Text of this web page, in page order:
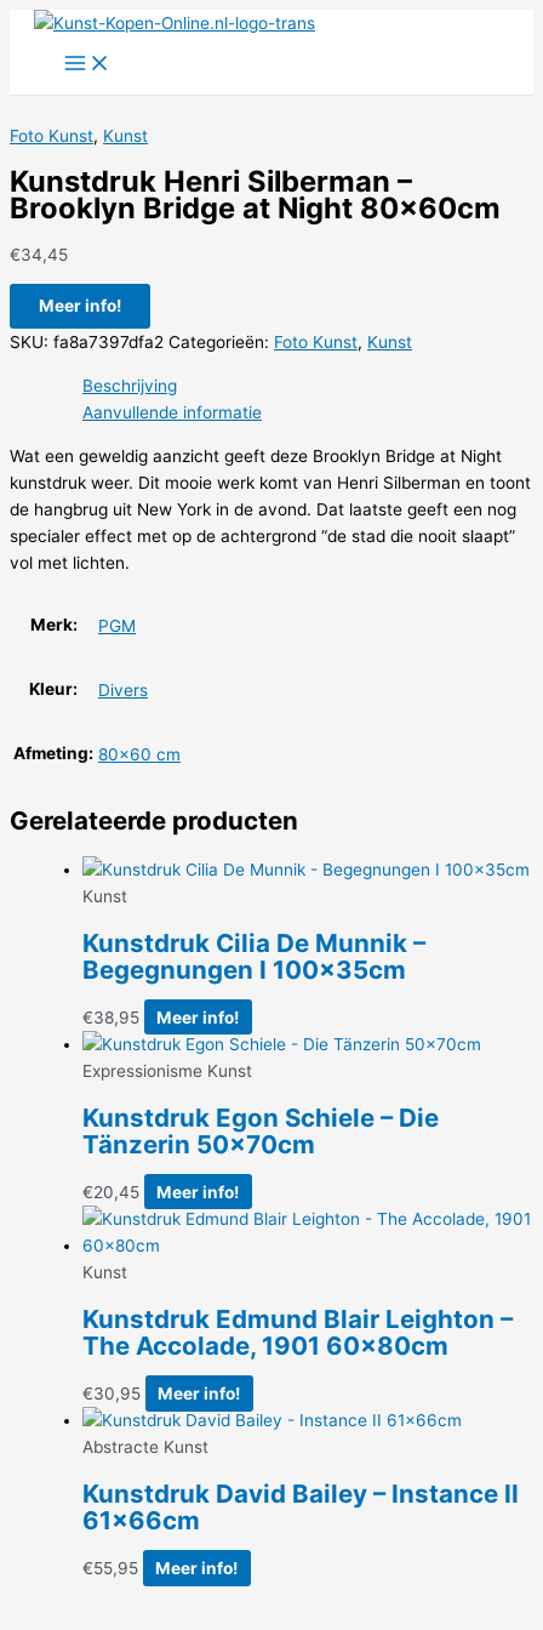
Foto Kunst, Kunst
Kunstdruk Henri Silberman –
Brooklyn Bridge at Night 80x60cm
€34,45
Meer info!
SKU: fa8a7397dfa2 Categorieën: Foto Kunst, Kunst
Beschrijving
Aanvullende informatie
Wat een geweldig aanzicht geeft deze Brooklyn Bridge at Night
kunstdruk weer. Dit mooie werk komt van Henri Silberman en toont
de hangbrug uit New York in de avond. Dat laatste geeft een nog
specialer effect met op de achtergrond “de stad die nooit slaapt”
vol met lichten.
Merk: PGM
Kleur: Divers
Afmeting: 80×60 cm
Gerelateerde producten
Kunst
Kunstdruk Cilia De Munnik –
Begegnungen I 100x35cm
€38,95 Meer info!
Expressionisme Kunst
Kunstdruk Egon Schiele – Die
Tänzerin 50x70cm
€20,45 Meer info!
Kunst
Kunstdruk Edmund Blair Leighton –
The Accolade, 1901 60x80cm
€30,95 Meer info!
Abstracte Kunst
Kunstdruk David Bailey – Instance II
61x66cm
€55,95 Meer info!